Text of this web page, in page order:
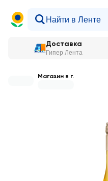
Доставка
Гипер Лента
Магазин в г.